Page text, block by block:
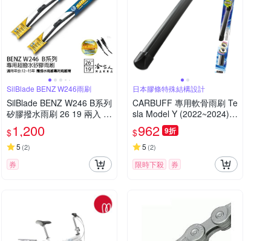
SilBlade BENZ W246雨刷
SilBlade BENZ W246 B系列
矽膠撥水雨刷 26 19 兩入 免
運 贈雨刷精 12~15年 哈家
人
$1,200
5 (2)
券
日本膠條特殊結構設計
CARBUFF 專用軟骨雨刷 Te
sla Model Y (2022~2024)
適用/ 26+19吋
$962 9折
5 (2)
限時下殺 券